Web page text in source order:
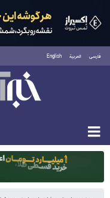
فارسی العربية English
یکشنبه ۱۸ مرداد ۱۴۰۵